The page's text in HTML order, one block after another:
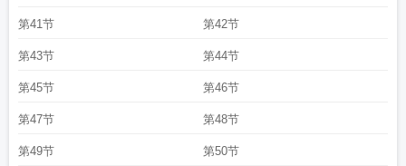
第41节 第42节
第43节 第44节
第45节 第46节
第47节 第48节
第49节 第50节